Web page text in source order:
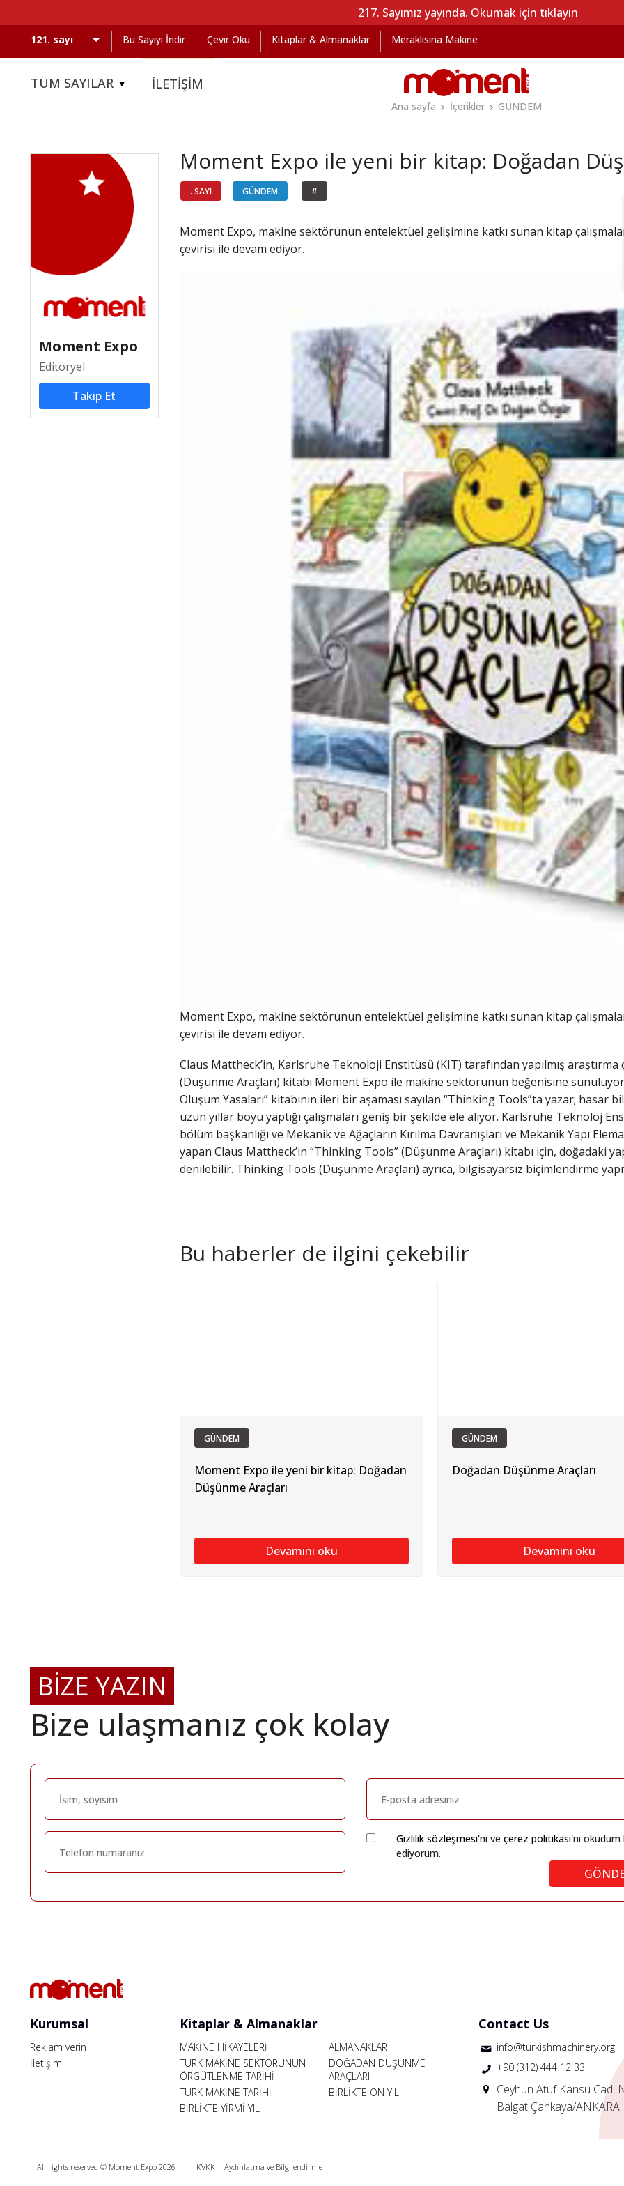
217. Sayımız yayında. Okumak için tıklayın
Bu Sayıyı İndir Çevir Oku Kitaplar & Almanaklar Meraklısına Makine
TÜM SAYILAR İLETİŞİM
Ana sayfa
İçerikler GÜNDEM
Moment Expo
Editöryel
Takip Et
Moment Expo ile yeni bir kitap: Doğadan
. SAYI GÜNDEM #
Moment Expo, makine sektörünün entelektüel gelişimine katkı sunan kitap
çevirisi ile devam ediyor.
Moment Expo, makine sektörünün entelektüel gelişimine katkı sunan kitap
çevirisi ile devam ediyor.
Claus Mattheck’in, Karlsruhe Teknoloji Enstitüsü (KIT) tarafından yapılmış araştırma
(Düşünme Araçları) kitabı Moment Expo ile makine sektörünün beğenisine sunuluyor.
Oluşum Yasaları” kitabının ileri bir aşaması sayılan “Thinking Tools”ta yazar; hasar
uzun yıllar boyu yaptığı çalışmaları geniş bir şekilde ele alıyor. Karlsruhe Teknoloj
bölüm başkanlığı ve Mekanik ve Ağaçların Kırılma Davranışları ve Mekanik Yapı
yapan Claus Mattheck’in “Thinking Tools” (Düşünme Araçları) kitabı için, doğadaki
denilebilir. Thinking Tools (Düşünme Araçları) ayrıca, bilgisayarsız biçimlendirme
Bu haberler de ilgini çekebilir
GÜNDEM
Moment Expo ile yeni bir kitap: Doğadan
Düşünme Araçları
Devamını oku
GÜNDEM
Doğadan Düşünme Araçları
Devamını oku
BİZE YAZIN
Bize ulaşmanız çok kolay
Gizlilik sözleşmesi'ni ve çerez politikası'nı okudum
ediyorum.
Kurumsal
Reklam verin
İletişim
Kitaplar & Almanaklar
MAKİNE HİKAYELERİ
ALMANAKLAR
TÜRK MAKİNE SEKTÖRÜNÜN
ÖRGÜTLENME TARİHİ
DOĞADAN DÜŞÜNME
ARAÇLARI
TÜRK MAKİNE TARİHİ
BİRLİKTE ON YIL
BİRLİKTE YİRMİ YIL
Contact Us
info@turkishmachinery.org
+90 (312) 444 12 33
Ceyhun Atuf Kansu Cad.
Balgat Çankaya/ANKARA
All rights reserved © Moment Expo 2026 KVKK Aydınlatma ve Bilgilendirme